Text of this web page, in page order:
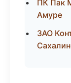
ПК Пак
Амуре
ЗАО